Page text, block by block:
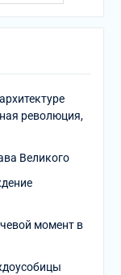
революция,
Великого
момент в